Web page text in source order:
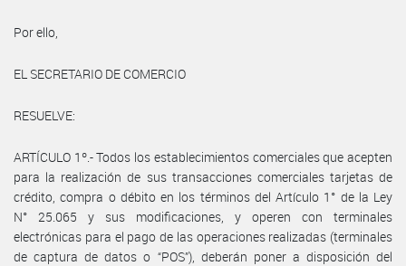
Por ello,
EL SECRETARIO DE COMERCIO
RESUELVE:
ARTÍCULO 1º.- Todos los establecimientos comerciales que acepten
para la realización de sus transacciones comerciales tarjetas de
crédito, compra o débito en los términos del Artículo 1° de la Ley
N° 25.065 y sus modificaciones, y operen con terminales
electrónicas para el pago de las operaciones realizadas (terminales
de captura de datos o “POS”), deberán poner a disposición del